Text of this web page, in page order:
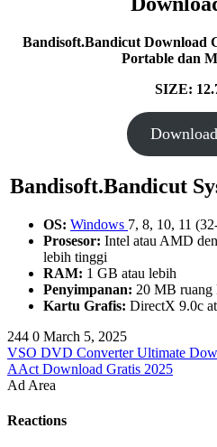
Bandisoft.Bandicut Download
Portable dan
SIZE:
Bandisoft.Bandicut
OS: Windows 7, 8, 10, 11
Prosesor: Intel atau AMD
lebih tinggi
RAM: 1 GB atau lebih
Penyimpanan: 20 MB ruang
Kartu Grafis: DirectX 9.0c
244 0 March 5, 2025
VSO DVD Converter Ultimate
AAct Download Gratis 2025
Ad Area
Reactions